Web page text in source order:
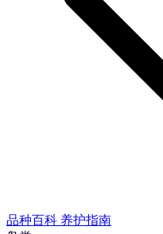
品种百科 养护指南